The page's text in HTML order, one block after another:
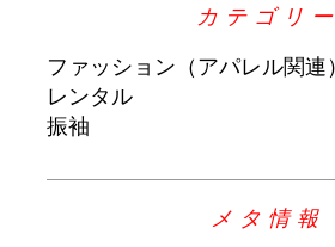
カテゴリー
ファッション（アパレル関連）
レンタル
振袖
メタ情報